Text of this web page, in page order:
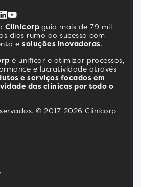
Clinicorp guia mais de 79 mil
dias rumo ao sucesso com
e soluções inovadoras.
é unificar e otimizar processos,
e lucratividade através
e serviços focados em
das clínicas por todo o
© 2017-2026 Clinicorp